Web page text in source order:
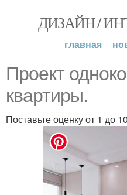
ДИЗАЙН /
главная
Проект
квартиры.
Поставьте оценку от 1 до